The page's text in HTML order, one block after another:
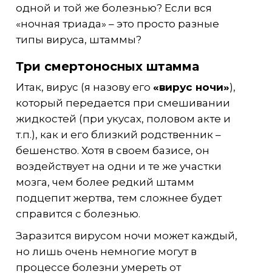
одной и той же болезнью? Если вся
«ночная триада» – это просто разные
типы вируса, штаммы?
Три смертоносных штамма
Итак, вирус (я назову его «вирус ночи»),
который передается при смешивании
жидкостей (при укусах, половом акте и
т.п.), как и его близкий родственник –
бешенство. Хотя в своем базисе, он
воздействует на одни и те же участки
мозга, чем более редкий штамм
подцепит жертва, тем сложнее будет
справится с болезнью.
Заразится вирусом ночи может каждый,
но лишь очень немногие могут в
процессе болезни умереть от